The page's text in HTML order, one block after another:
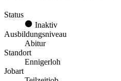
Status
Inaktiv
Ausbildungsniveau
Abitur
Standort
Ennigerloh
Jobart